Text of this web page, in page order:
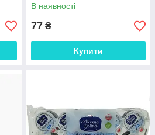
В наявності
77 ₴
Купити